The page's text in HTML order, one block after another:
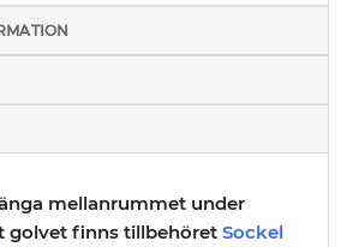
mellanrummet under
golvet finns tillbehöret Sockel